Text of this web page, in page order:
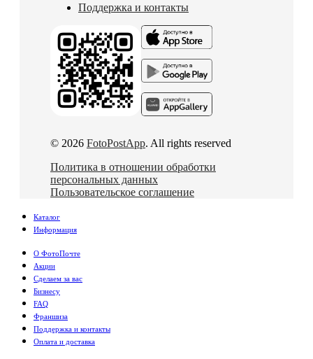
Поддержка и контакты
© 2026 FotoPostApp. All rights reserved
Политика в отношении обработки
персональных данных
Пользовательское соглашение
Каталог
Информация
О ФотоПочте
Акции
Сделаем за вас
Бизнесу
FAQ
Франшиза
Поддержка и контакты
Оплата и доставка